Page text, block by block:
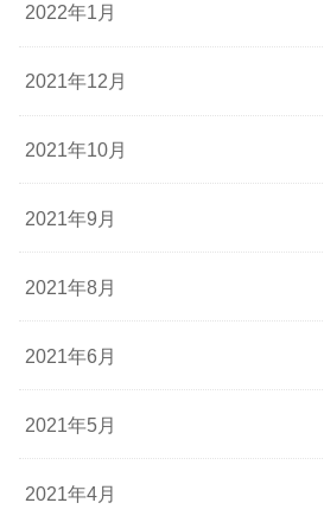
2022年1月
2021年12月
2021年10月
2021年9月
2021年8月
2021年6月
2021年5月
2021年4月